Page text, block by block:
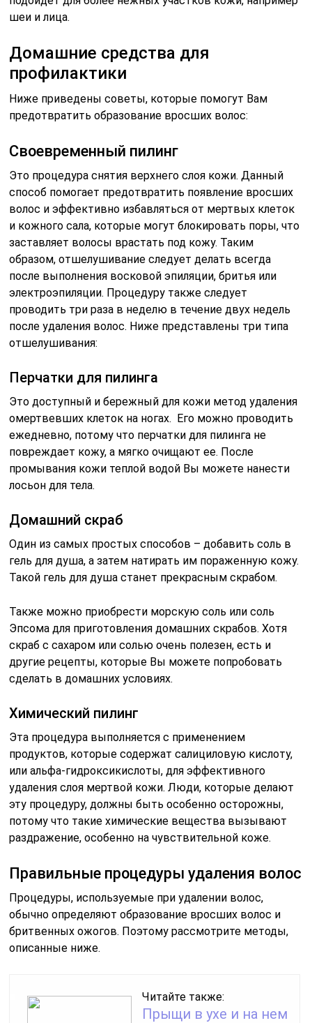
шеи и лица.
Домашние средства для
профилактики
Ниже приведены советы, которые помогут Вам
предотвратить образование вросших волос:
Своевременный пилинг
Это процедура снятия верхнего слоя кожи. Данный
способ помогает предотвратить появление вросших
волос и эффективно избавляться от мертвых клеток
и кожного сала, которые могут блокировать поры, что
заставляет волосы врастать под кожу. Таким
образом, отшелушивание следует делать всегда
после выполнения восковой эпиляции, бритья или
электроэпиляции. Процедуру также следует
проводить три раза в неделю в течение двух недель
после удаления волос. Ниже представлены три типа
отшелушивания:
Перчатки для пилинга
Это доступный и бережный для кожи метод удаления
омертвевших клеток на ногах. Его можно проводить
ежедневно, потому что перчатки для пилинга не
повреждает кожу, а мягко очищают ее. После
промывания кожи теплой водой Вы можете нанести
лосьон для тела.
Домашний скраб
Один из самых простых способов – добавить соль в
гель для душа, а затем натирать им пораженную кожу.
Такой гель для душа станет прекрасным скрабом.
Также можно приобрести морскую соль или соль
Эпсома для приготовления домашних скрабов. Хотя
скраб с сахаром или солью очень полезен, есть и
другие рецепты, которые Вы можете попробовать
сделать в домашних условиях.
Химический пилинг
Эта процедура выполняется с применением
продуктов, которые содержат салициловую кислоту,
или альфа-гидроксикислоты, для эффективного
удаления слоя мертвой кожи. Люди, которые делают
эту процедуру, должны быть особенно осторожны,
потому что такие химические вещества вызывают
раздражение, особенно на чувствительной коже.
Правильные процедуры удаления волос
Процедуры, используемые при удалении волос,
обычно определяют образование вросших волос и
бритвенных ожогов. Поэтому рассмотрите методы,
описанные ниже.
Читайте также:
Прыщи в ухе и на нем